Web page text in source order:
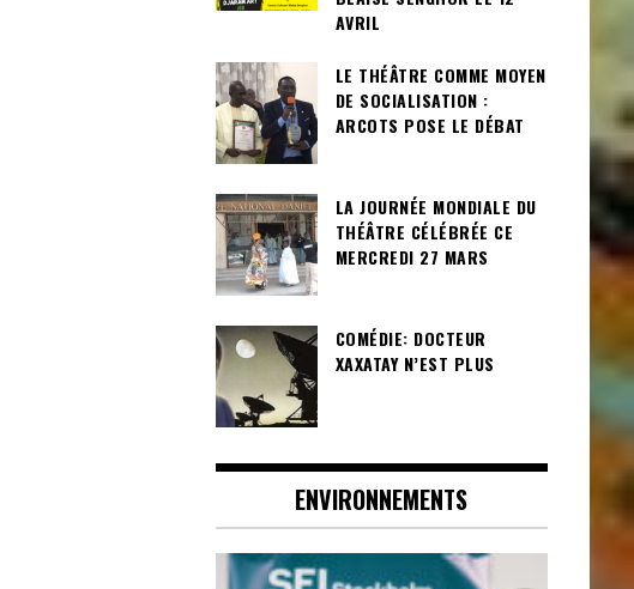
AVRIL
LE THÉÂTRE COMME MOYEN
DE SOCIALISATION :
ARCOTS POSE LE DÉBAT
LA JOURNÉE MONDIALE DU
THÉÂTRE CÉLÉBRÉE CE
MERCREDI 27 MARS
COMÉDIE: DOCTEUR
XAXATAY N’EST PLUS
ENVIRONNEMENTS